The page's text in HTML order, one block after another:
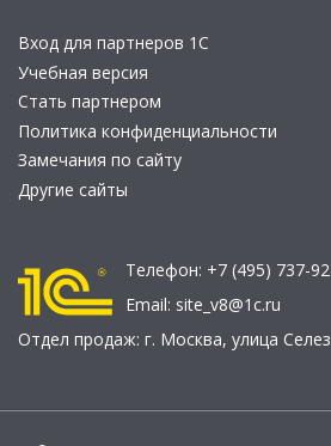
Вход для партнеров 1С
Учебная версия
Стать партнером
Политика конфиденциальности
Замечания по сайту
Другие сайты
Телефон: +7 (495) 737-
Email: site_v8@1c.ru
Отдел продаж: г. Москва, улица